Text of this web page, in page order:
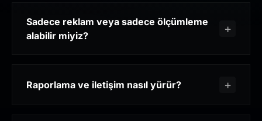
Sadece reklam veya sadece ölçümleme
alabilir miyiz?
Raporlama ve iletişim nasıl yürür?